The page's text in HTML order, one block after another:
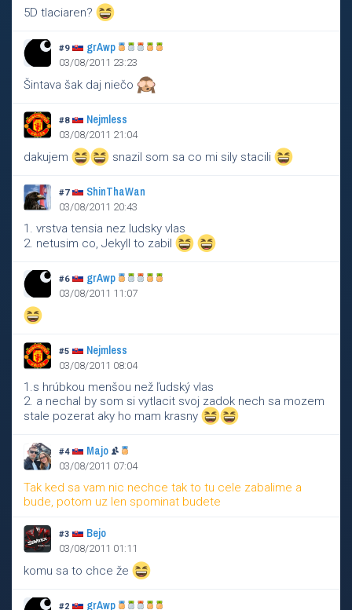
5D tlaciaren?
#9 grAwp
03/08/2011 23:23
Šintava šak daj niečo
#8 Nejmless
03/08/2011 21:04
dakujem snazil som sa co mi sily stacili
#7 ShinThaWan
03/08/2011 20:43
1. vrstva tensia nez ludsky vlas
2. netusim co, Jekyll to zabil
#6 grAwp
03/08/2011 11:07
#5 Nejmless
03/08/2011 08:04
1.s hrúbkou menšou než ľudský vlas
2. a nechal by som si vytlacit svoj zadok nech sa mozem
stale pozerat aky ho mam krasny
#4 Majo
03/08/2011 07:04
Tak ked sa vam nic nechce tak to tu cele zabalime a
bude, potom uz len spominat budete
#3 Bejo
03/08/2011 01:11
komu sa to chce že
#2 grAwp